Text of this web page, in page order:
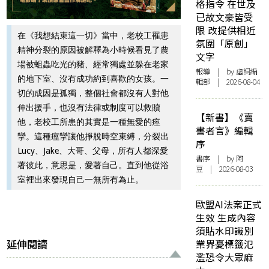
在《我想結束這一切》當中，老校工罹患
精神分裂的原因被解釋為小時候看見了農
場被蛆蟲吃光的豬、經常獨處並躲在老家
的地下室、沒有成功約到喜歡的女孩。一
切的成因是孤獨，整個社會都沒有人對他
伸出援手，也沒有法律或制度可以救贖
他，老校工所患的其實是一種無愛的痙
攣。這種痙攣讓他掙脫時空束縛，分裂出
Lucy、Jake、大哥、父母，所有人都深愛
著彼此，意思是，愛著自己。直到他從浴
室裡出來發現自己一無所有為止。
延伸閱讀
格指令 在世及
已故文豪皆受
限 改提供相近
氛圍「原創」
文字
報導 | by 虛詞編
輯部 | 2026-08-04
【新書】《賣
書者言》編輯
序
書序 | by 阿
豆 | 2026-08-03
歐盟AI法案正式
生效 生成內容
須貼水印識別
業界憂標籤氾
濫恐令大眾麻